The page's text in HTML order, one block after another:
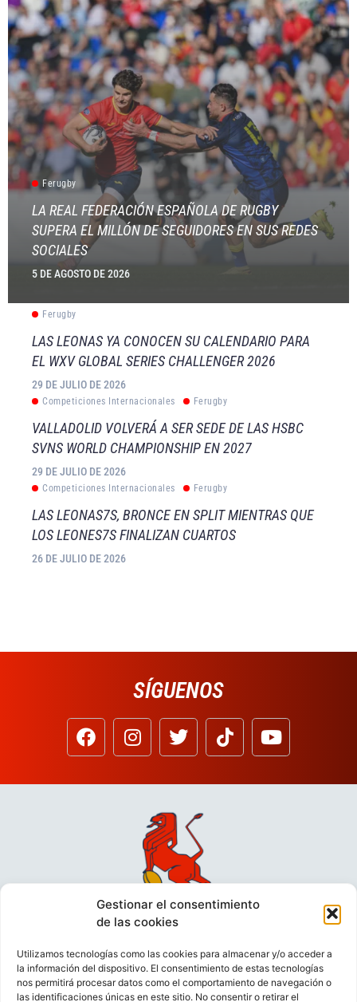
Gestionar el consentimiento
de las cookies
Utilizamos tecnologías como las cookies para almacenar y/o acceder a
la información del dispositivo. El consentimiento de estas tecnologías
nos permitirá procesar datos como el comportamiento de navegación o
las identificaciones únicas en este sitio. No consentir o retirar el
Ferugby
LA REAL FEDERACIÓN ESPAÑOLA DE RUGBY
SUPERA EL MILLÓN DE SEGUIDORES EN SUS REDES
SOCIALES
5 DE AGOSTO DE 2026
Ferugby
LAS LEONAS YA CONOCEN SU CALENDARIO PARA
EL WXV GLOBAL SERIES CHALLENGER 2026
29 DE JULIO DE 2026
Competiciones Internacionales Ferugby
VALLADOLID VOLVERÁ A SER SEDE DE LAS HSBC
SVNS WORLD CHAMPIONSHIP EN 2027
29 DE JULIO DE 2026
Competiciones Internacionales Ferugby
LAS LEONAS7S, BRONCE EN SPLIT MIENTRAS QUE
LOS LEONES7S FINALIZAN CUARTOS
26 DE JULIO DE 2026
SÍGUENOS